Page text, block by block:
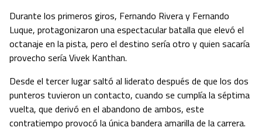
Durante los primeros giros, Fernando Rivera y Fernando
Luque, protagonizaron una espectacular batalla que elevó el
octanaje en la pista, pero el destino sería otro y quien sacaría
provecho sería Vivek Kanthan.
Desde el tercer lugar saltó al liderato después de que los dos
punteros tuvieron un contacto, cuando se cumplía la séptima
vuelta, que derivó en el abandono de ambos, este
contratiempo provocó la única bandera amarilla de la carrera.